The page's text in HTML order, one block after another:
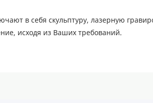
в себя скульптуру, лазерную
исходя из Ваших требований.